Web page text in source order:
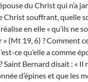
du Christ qui n’a
Christ souffrant, quelle
en elle « qu’ils ne
» (Mt 19, 6) ? Comment
ce qu’elle a comme
Saint Bernard disait : « Il
d’épines et que les